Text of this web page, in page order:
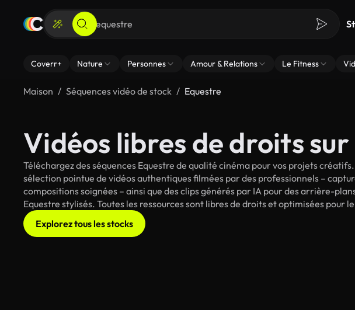
Coverr+ Nature Personnes Amour & Relations Le Fitness
Maison Séquences vidéo de stock Equestre
Vidéos libres de droits
Téléchargez des séquences Equestre de qualité cinéma pour vos projets
sélection pointue de vidéos authentiques filmées par des professionnels –
compositions soignées – ainsi que des clips générés par IA pour des arrière-
Equestre stylisés. Toutes les ressources sont libres de droits et optimisées pour
Explorez tous les stocks